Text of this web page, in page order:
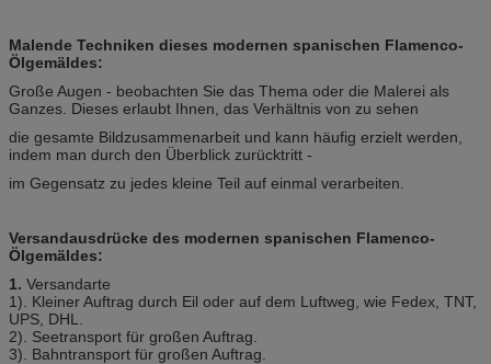
Malende Techniken dieses modernen spanischen Flamenco-
Ölgemäldes:
Große Augen - beobachten Sie das Thema oder die Malerei als
Ganzes. Dieses erlaubt Ihnen, das Verhältnis von zu sehen
die gesamte Bildzusammenarbeit und kann häufig erzielt werden,
indem man durch den Überblick zurücktritt -
im Gegensatz zu jedes kleine Teil auf einmal verarbeiten.
Versandausdrücke des modernen spanischen Flamenco-
Ölgemäldes:
1. Versandarte
1). Kleiner Auftrag durch Eil oder auf dem Luftweg, wie Fedex, TNT,
UPS, DHL.
2). Seetransport für großen Auftrag.
3). Bahntransport für großen Auftrag.